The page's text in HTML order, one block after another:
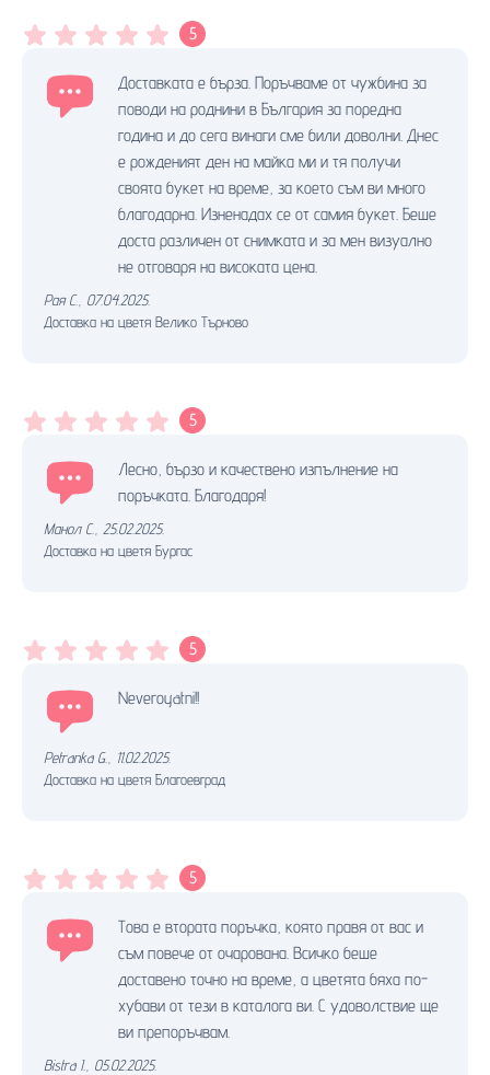
5
Доставката е бърза. Поръчваме от чужбина за
поводи на роднини в България за поредна
година и до сега винаги сме били доволни. Днес
е рожденият ден на майка ми и тя получи
своята букет на време, за което съм ви много
благодарна. Изненадах се от самия букет. Беше
доста различен от снимката и за мен визуално
не отговаря на високата цена.
Рая С. 07.04.2025.
Доставка на цветя Велико Търново
5
Лесно, бързо и качествено изпълнение на
поръчката. Благодаря!
Манол С. 25.02.2025.
Доставка на цветя Бургас
5
Neveroyatni!!
Petranka G.
11.02.2025.
Доставка на цветя Благоевград
5
Това е втората поръчка, която правя от вас и
съм повече от очарована. Всичко беше
доставено точно на време, а цветята бяха по-
хубави от тези в каталога ви. С удоволствие ще
ви препоръчвам.
Bistra I. 05.02.2025.